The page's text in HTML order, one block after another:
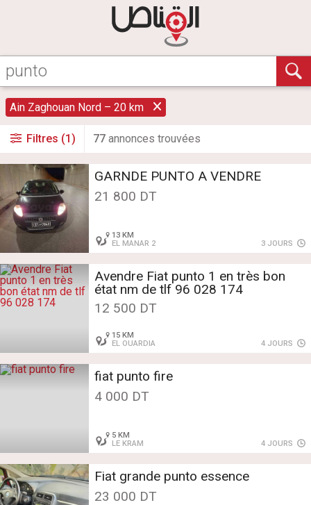
Ain Zaghouan Nord – 20 km
Filtres (1) 77 annonces trouvées
GARNDE PUNTO A VENDRE
21 800 DT
13 KM
EL MANAR 2
3 JOURS
Avendre Fiat punto 1 en très bon
état nm de tlf 96 028 174
12 500 DT
15 KM
EL OUARDIA
4 JOURS
fiat punto fire
4 000 DT
5 KM
LE KRAM
4 JOURS
Fiat grande punto essence
23 000 DT